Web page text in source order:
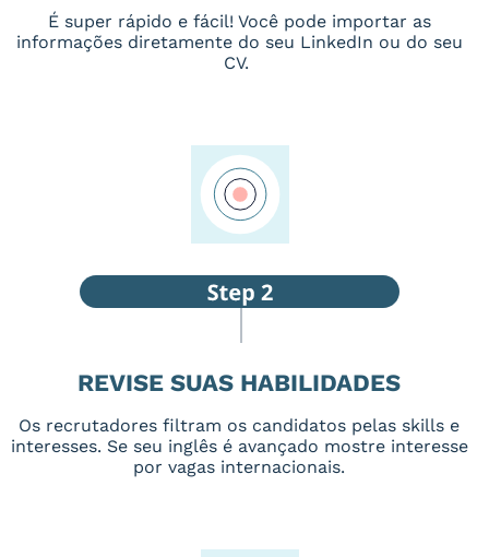
É super rápido e fácil! Você pode importar as
informações diretamente do seu LinkedIn ou do seu
CV.
REVISE SUAS HABILIDADES
Os recrutadores filtram os candidatos pelas skills e
interesses. Se seu inglês é avançado mostre interesse
por vagas internacionais.